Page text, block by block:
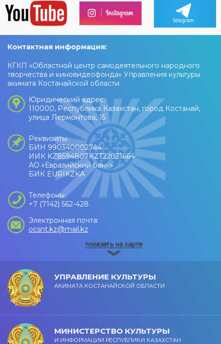
Контактная информация:
КГКП «Областной центр самодеятельного народного
творчества и киновидеофонда» Управления культуры
акимата Костанайской области
Юридический адрес:
110000, Республика Казахстан, город Костанай,
улица Лермонтова, 15
Реквизиты:
БИН 990340002744
ИИК KZ8594807KZT22031664
АО «Евразийский банк»
БИК EURIKZKA
Телефоны:
+7 (7142) 562-428
Электронная почта:
ocsnt.kz@mail.kz
УПРАВЛЕНИЕ КУЛЬТУРЫ
АКИМАТА КОСТАНАЙСКОЙ ОБЛАСТИ
МИНИСТЕРСТВО КУЛЬТУРЫ
И ИНФОРМАЦИИ РЕСПУБЛИКИ КАЗАХСТАН